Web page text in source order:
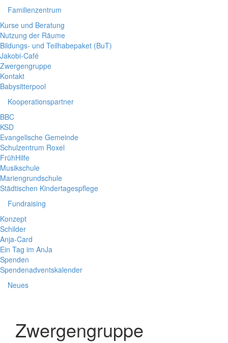
Familienzentrum
Kurse und Beratung
Nutzung der Räume
Bildungs- und Teilhabepaket (BuT)
Jakobi-Café
Zwergengruppe
Kontakt
Babysitterpool
Kooperationspartner
BBC
KSD
Evangelische Gemeinde
Schulzentrum Roxel
FrühHilfe
Musikschule
Mariengrundschule
Städtischen Kindertagespflege
Fundraising
Konzept
Schilder
Anja-Card
Ein Tag im AnJa
Spenden
Spendenadventskalender
Neues
Zwergengruppe